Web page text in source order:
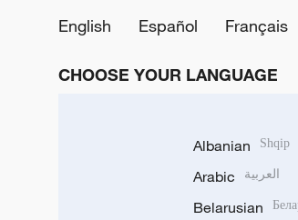
English
Español Français
CHOOSE YOUR LANGUAGE
Albanian Shqip
Arabic العربية
Belarusian